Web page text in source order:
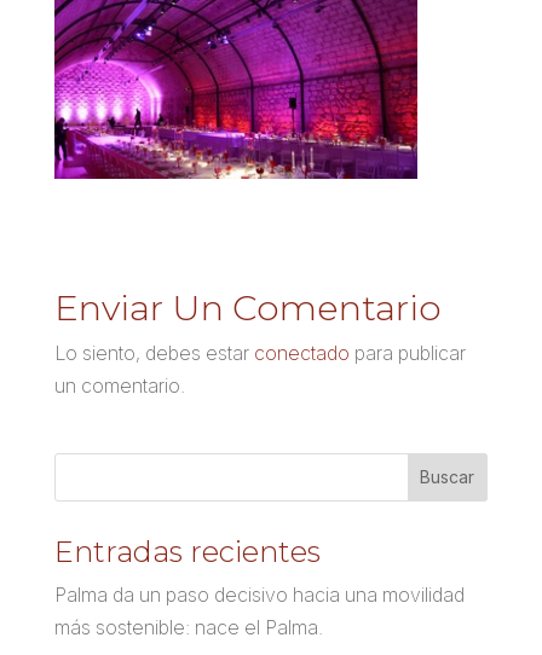
Enviar Un Comentario
Lo siento, debes estar conectado para publicar
un comentario.
Entradas recientes
Palma da un paso decisivo hacia una movilidad
más sostenible: nace el Palma.